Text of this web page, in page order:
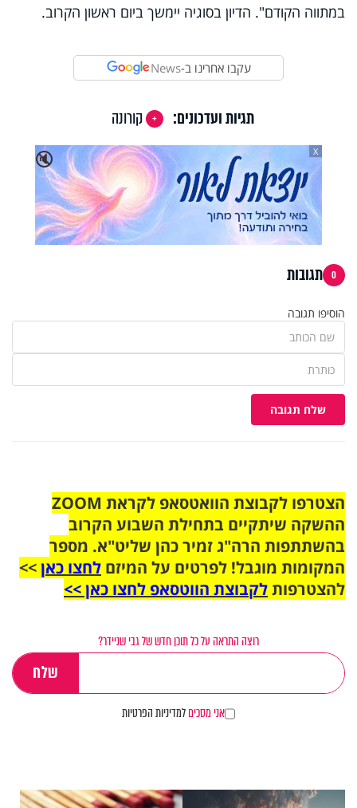
במתווה הקודם". הדיון בסוגיה יימשך ביום ראשון הקרוב.
עקבו אחרינו ב-News
תגיות ועדכונים:
קורונה
🔇
X
0 תגובות
הוסיפו תגובה
שלח תגובה
הצטרפו לקבוצת הוואטסאפ לקראת ZOOM
ההשקה שיתקיים בתחילת השבוע הקרוב
בהשתתפות הרה"ג זמיר כהן שליט"א. מספר
המקומות מוגבל! לפרטים על המיזם לחצו כאן>>
להצטרפותלקבוצת הווטסאפ לחצו כאן >>
רוצה התראה על כל תוכן חדש של גבי שניידר?
אני מסכיםלמדיניות הפרטיות